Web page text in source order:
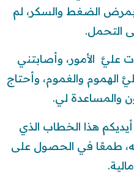
الضغط والسكر، لم
التحمل.
عليَّ الأمور، وأصابتني
الهموم والغموم، وأحتاج
والمساعدة لي.
هذا الخطاب الذي
طمعًا في الحصول على